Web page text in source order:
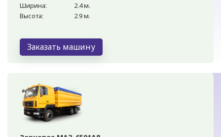
Ширина:
2.4 м.
Высота:
2.9 м.
Заказать машину